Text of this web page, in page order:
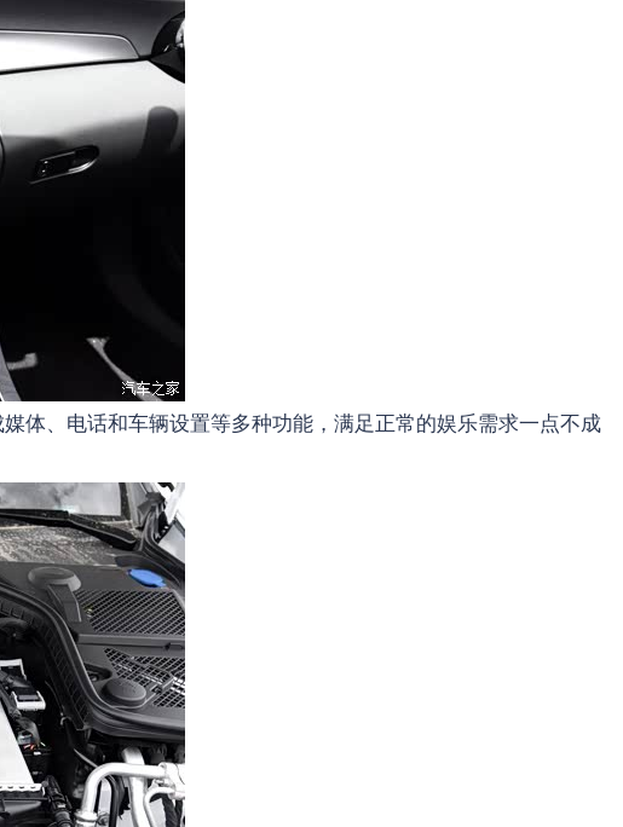
、电话和车辆设置等多种功能，满足正常的娱乐需求一点不成